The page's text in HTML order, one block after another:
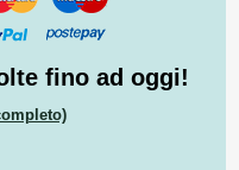
fino ad oggi!